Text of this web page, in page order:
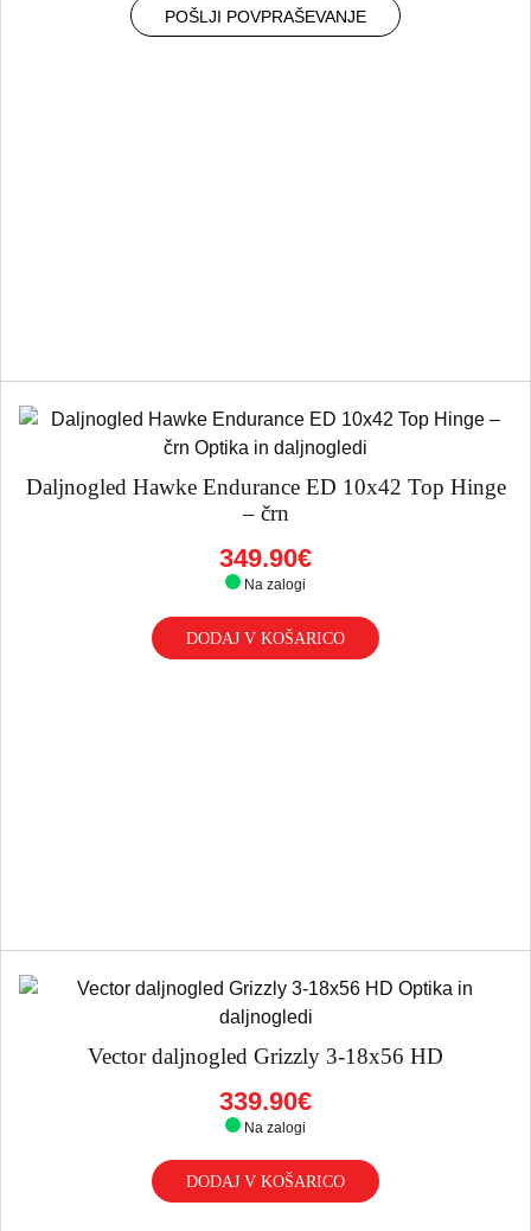
POŠLJI POVPRAŠEVANJE
Daljnogled Hawke Endurance ED 10x42 Top Hinge
– črn
349.90€
Na zalogi
DODAJ V KOŠARICO
Vector daljnogled Grizzly 3-18x56 HD
339.90€
Na zalogi
DODAJ V KOŠARICO